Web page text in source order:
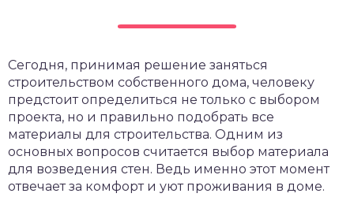
Сегодня, принимая решение заняться
строительством собственного дома, человеку
предстоит определиться не только с выбором
проекта, но и правильно подобрать все
материалы для строительства. Одним из
основных вопросов считается выбор материала
для возведения стен. Ведь именно этот момент
отвечает за комфорт и уют проживания в доме.